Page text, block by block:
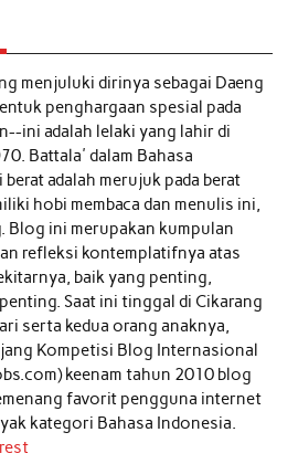
menjuluki dirinya sebagai Daeng
penghargaan spesial pada
ini adalah lelaki yang lahir di
Battala' dalam Bahasa
adalah merujuk pada berat
hobi membaca dan menulis ini,
Blog ini merupakan kumpulan
refleksi kontemplatifnya atas
baik yang penting,
Saat ini tinggal di Cikarang
serta kedua orang anaknya,
Kompetisi Blog Internasional
keenam tahun 2010 blog
favorit pengguna internet
kategori Bahasa Indonesia.